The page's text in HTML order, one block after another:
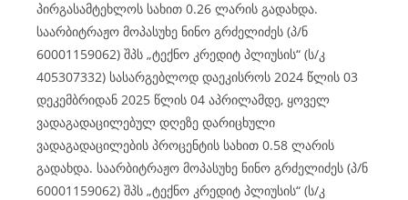
პირგასამტეხლოს სახით 0.26 ლარის გადახდა.
საარბიტრაჟო მოპასუხე ნინო გრძელიძეს (პ/ნ
60001159062) შპს „ტექნო კრედიტ პლიუსის“ (ს/კ
405307332) სასარგებლოდ დაეკისროს 2024 წლის 03
დეკემბრიდან 2025 წლის 04 აპრილამდე, ყოველ
ვადაგადაცილებულ დღეზე დარიცხული
ვადაგადაცილების პროცენტის სახით 0.58 ლარის
გადახდა. საარბიტრაჟო მოპასუხე ნინო გრძელიძეს (პ/ნ
60001159062) შპს „ტექნო კრედიტ პლიუსის“ (ს/კ